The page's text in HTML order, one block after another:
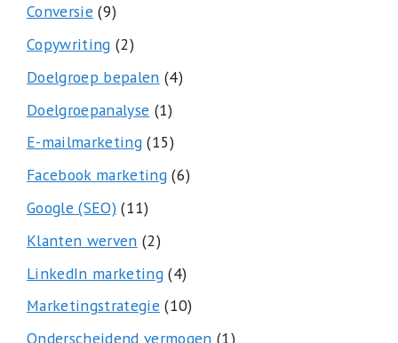
Conversie (9)
Copywriting (2)
Doelgroep bepalen (4)
Doelgroepanalyse (1)
E-mailmarketing(15)
Facebook marketing(6)
Google (SEO)(11)
Klanten werven (2)
LinkedIn marketing(4)
Marketingstrategie (10)
Onderscheidend vermogen (1)